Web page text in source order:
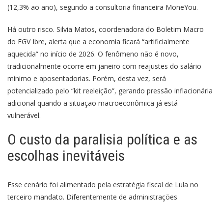
(12,3% ao ano), segundo a consultoria financeira MoneYou.
Há outro risco. Silvia Matos, coordenadora do Boletim Macro
do FGV Ibre, alerta que a economia ficará “artificialmente
aquecida” no início de 2026. O fenômeno não é novo,
tradicionalmente ocorre em janeiro com reajustes do salário
mínimo e aposentadorias. Porém, desta vez, será
potencializado pelo “kit reeleição”, gerando pressão inflacionária
adicional quando a situação macroeconômica já está
vulnerável.
O custo da paralisia política e as
escolhas inevitáveis
Esse cenário foi alimentado pela estratégia fiscal de Lula no
terceiro mandato. Diferentemente de administrações